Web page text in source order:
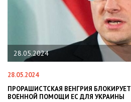
ВЕНГРИЯ БЛОКИРУЕТ КРУПНЫЙ ПАКЕТ
ЕС ДЛЯ УКРАИНЫ